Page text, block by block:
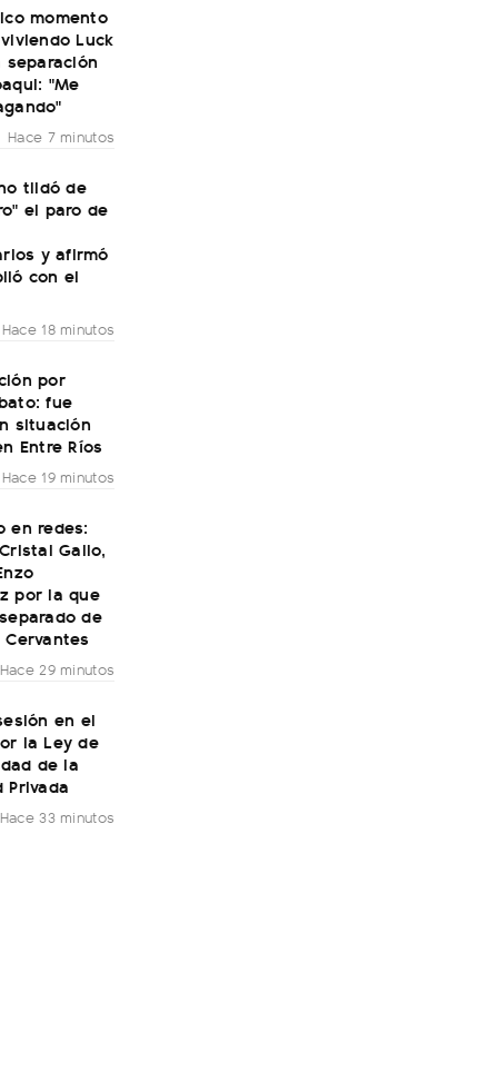
momento
Luck
separación
"Me
Hace 7 minutos
tildó de
el paro de
y afirmó
con el
Hace 18 minutos
por
fue
situación
Entre Ríos
Hace 19 minutos
en redes:
Gallo,
por la que
de
Hace 29 minutos
en el
la Ley de
de la
Privada
Hace 33 minutos